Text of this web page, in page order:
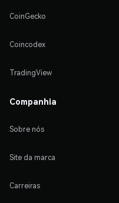
CoinGecko
Coincodex
TradingView
Companhia
Sobre nós
Site da marca
Carreiras